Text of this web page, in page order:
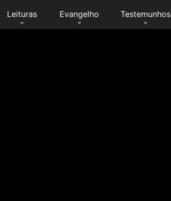
Leituras Evangelho Testemunhos